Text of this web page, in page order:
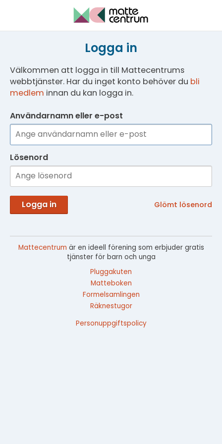
Logga in
Välkommen att logga in till Mattecentrums
webbtjänster. Har du inget konto behöver du bli
medlem innan du kan logga in.
Användarnamn eller e-post
Lösenord
Logga in Glömt lösenord
Mattecentrum är en ideell förening som erbjuder gratis
tjänster för barn och unga
Pluggakuten
Matteboken
Formelsamlingen
Räknestugor
Personuppgiftspolicy